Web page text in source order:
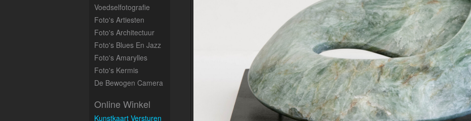
Voedselfotografie
Foto's Artiesten
Foto's Architectuur
Foto's Blues En Jazz
Foto's Amarylles
Foto's Kermis
De Bewogen Camera
Online Winkel
Kunstkaart Versturen